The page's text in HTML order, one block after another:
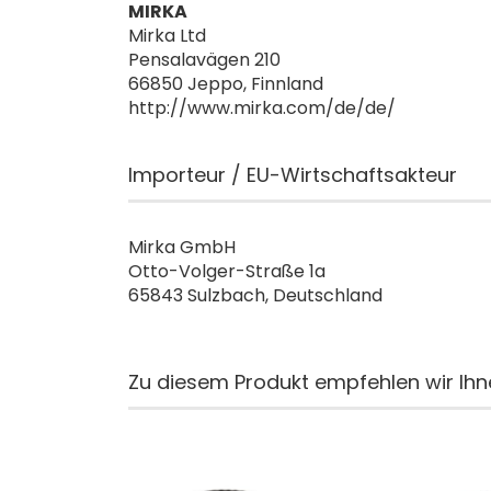
MIRKA
Mirka Ltd
Pensalavägen 210
66850 Jeppo, Finnland
http://www.mirka.com/de/de/
Importeur / EU-Wirtschaftsakteur
Mirka GmbH
Otto-Volger-Straße 1a
65843 Sulzbach, Deutschland
Zu diesem Produkt empfehlen wir